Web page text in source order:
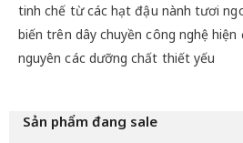
tinh chế từ các hạt đậu nành tươi
biến trên dây chuyền công nghệ
nguyên các dưỡng chất thiết yếu
Sản phẩm đang sale